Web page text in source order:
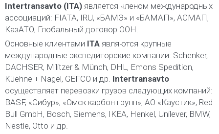
Intertransavto (ITA) является членом международных
ассоциаций: FIATA, IRU, «БАМЭ» и «БАМАП», АСМАП,
КазАТО, Глобальный договор ООН.
Основные клиентами ITA являются крупные
международные экспедиторские компании: Schenker,
DACHSER, Militzer & Münch, DHL, Emons Spedition,
Küehne + Nagel, GEFCO и др. Intertransavto
осуществляет перевозки грузов следующих компаний:
BASF, «Сибур», «Омск карбон групп», АО «Каустик», Red
Bull GmbH, Bosch, Siemens, IKEA, Henkel, Unilever, BMW,
Nestle, Otto и др.